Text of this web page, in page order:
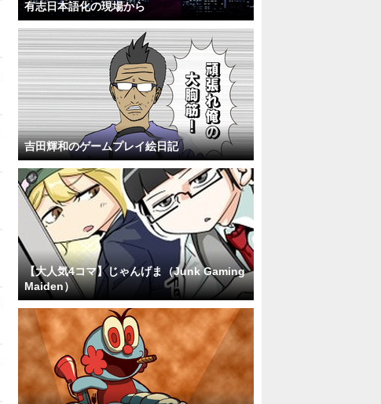
有志日本語化の現場から
吉田輝和のゲームプレイ絵日記
【大人気4コマ】じゃんげま（Junk Gaming
Maiden）